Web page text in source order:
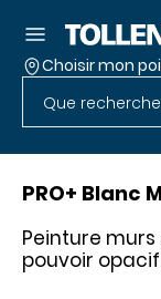
Passer la
Choisir mon
Rechercher
Accéder au
PRO+ Blanc
Peinture
pouvoir